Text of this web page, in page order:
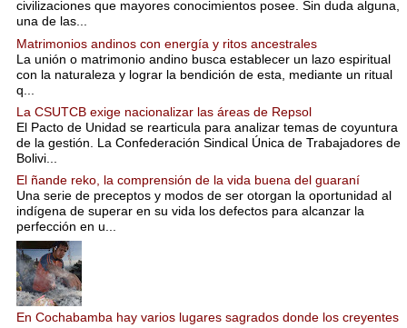
civilizaciones que mayores conocimientos posee. Sin duda alguna,
una de las...
Matrimonios andinos con energía y ritos ancestrales
La unión o matrimonio andino busca establecer un lazo espiritual
con la naturaleza y lograr la bendición de esta, mediante un ritual
q...
La CSUTCB exige nacionalizar las áreas de Repsol
El Pacto de Unidad se rearticula para analizar temas de coyuntura
de la gestión. La Confederación Sindical Única de Trabajadores de
Bolivi...
El ñande reko, la comprensión de la vida buena del guaraní
Una serie de preceptos y modos de ser otorgan la oportunidad al
indígena de superar en su vida los defectos para alcanzar la
perfección en u...
En Cochabamba hay varios lugares sagrados donde los creyentes